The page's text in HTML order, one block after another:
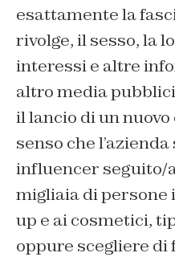
esattamente la
rivolge, il sesso, la
interessi e altre
altro media
il lancio di un
senso che
influencer seguito/
migliaia di persone
up e ai cosmetici,
oppure scegliere di